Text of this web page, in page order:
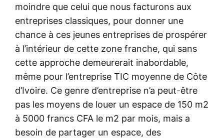
moindre que celui que nous facturons aux
entreprises classiques, pour donner une
chance à ces jeunes entreprises de prospérer
à l’intérieur de cette zone franche, qui sans
cette approche demeurerait inabordable,
même pour l’entreprise TIC moyenne de Côte
d’Ivoire. Ce genre d’entreprise n’a peut-être
pas les moyens de louer un espace de 150 m2
à 5000 francs CFA le m2 par mois, mais a
besoin de partager un espace, des